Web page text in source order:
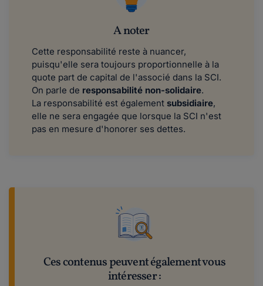
A noter
Cette responsabilité reste à nuancer,
puisqu'elle sera toujours proportionnelle à la
quote part de capital de l'associé dans la SCI.
On parle de responsabilité non-solidaire.
La responsabilité est également subsidiaire,
elle ne sera engagée que lorsque la SCI n'est
pas en mesure d'honorer ses dettes.
Ces contenus peuvent également vous
intéresser :